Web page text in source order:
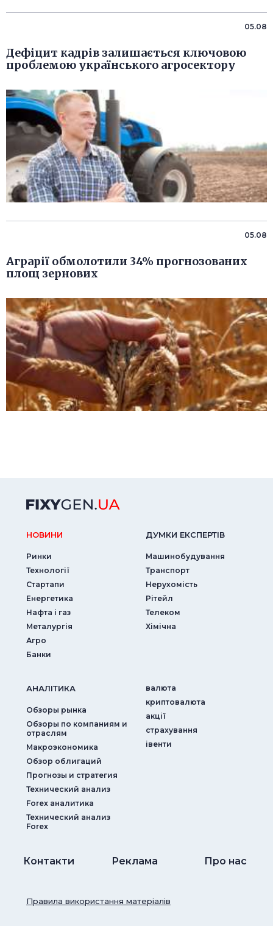
05.08
Дефіцит кадрів залишається ключовою
проблемою українського агросектору
05.08
Аграрії обмолотили 34% прогнозованих
площ зернових
НОВИНИ
Ринки
Технології
Стартапи
Енергетика
Нафта і газ
Металургія
Агро
Банки
ДУМКИ ЕКСПЕРТIВ
Машинобудування
Транспорт
Нерухомість
Рітейл
Телеком
Хімічна
АНАЛIТИКА
Обзоры рынка
Обзоры по компаниям и
отраслям
Макроэкономика
Обзор облигаций
Прогнозы и стратегия
Технический анализ
Forex аналитика
Технический анализ
Forex
валюта
криптовалюта
акції
страхування
iвенти
Контакти Реклама Про нас
Правила використання матеріалів